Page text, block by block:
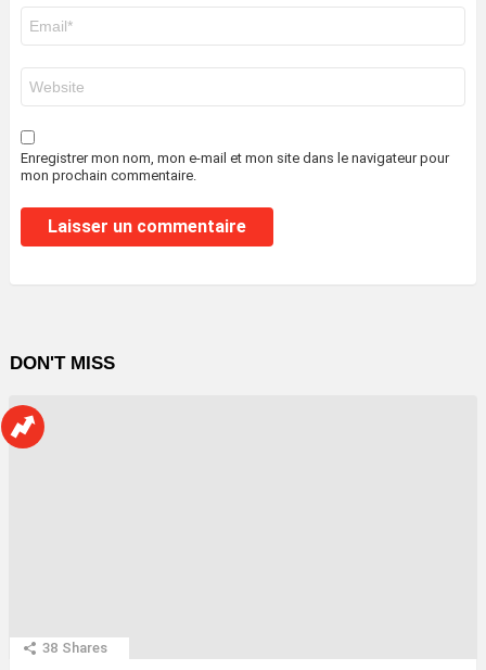
mail
*
web
Enregistrer mon nom, mon e-mail et mon site dans le navigateur pour
mon prochain commentaire.
DON'T MISS
38 Shares